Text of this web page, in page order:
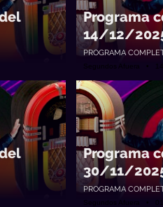
Programa
14/12/
PROGRAMA
Segundos Afuera •
Programa
30/11/
PROGRAMA
Segundos Afuera •